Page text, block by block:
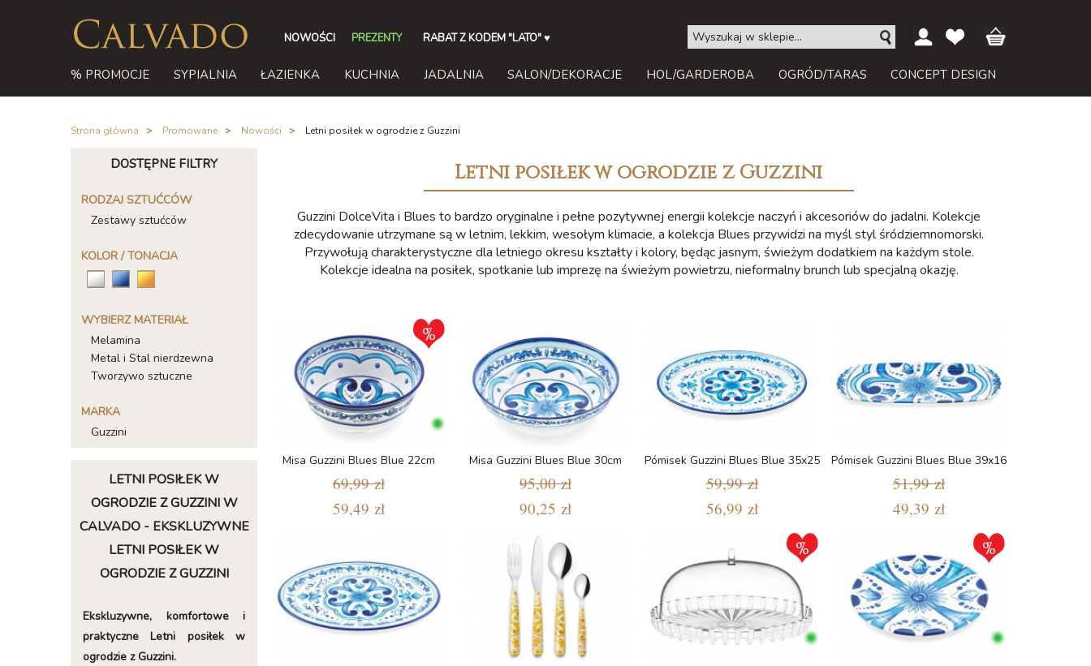
NOWOŚCI PREZENTY RABAT Z KODEM "LATO"♥
% PROMOCJE SYPIALNIA ŁAZIENKA KUCHNIA JADALNIA SALON/DEKORACJE HOL/GARDEROBA OGRÓD/TARAS CONCEPT DESIGN
Strona główna Promowane Nowości Letni posiłek w ogrodzie z Guzzini
DOSTĘPNE FILTRY
RODZAJ SZTUĆCÓW
Zestawy sztućców
KOLOR / TONACJA
WYBIERZ MATERIAŁ
Melamina
Metal i Stal nierdzewna
Tworzywo sztuczne
MARKA
Guzzini
LETNI POSIŁEK W
OGRODZIE Z GUZZINI W
CALVADO - EKSKLUZYWNE
LETNI POSIŁEK W
OGRODZIE Z GUZZINI
Ekskluzywne, komfortowe i
praktyczne Letni posiłek w
ogrodzie z Guzzini.
Letni posiłek w ogrodzie z Guzzini
Guzzini DolceVita i Blues to bardzo oryginalne i pełne pozytywnej energii kolekcje naczyń i akcesoriów do jadalni. Kolekcje
zdecydowanie utrzymane są w letnim, lekkim, wesołym klimacie, a kolekcja Blues przywidzi na myśl styl śródziemnomorski.
Przywołują charakterystyczne dla letniego okresu kształty i kolory, będąc jasnym, świeżym dodatkiem na każdym stole.
Kolekcje idealna na posiłek, spotkanie lub imprezę na świeżym powietrzu, nieformalny brunch lub specjalną okazję.
Misa Guzzini Blues Blue 22cm
69,99 zł
59,49 zł
Misa Guzzini Blues Blue 30cm
95,00 zł
90,25 zł
Pómisek Guzzini Blues Blue 35x25
59,99 zł
56,99 zł
Pómisek Guzzini Blues Blue 39x16
51,99 zł
49,39 zł